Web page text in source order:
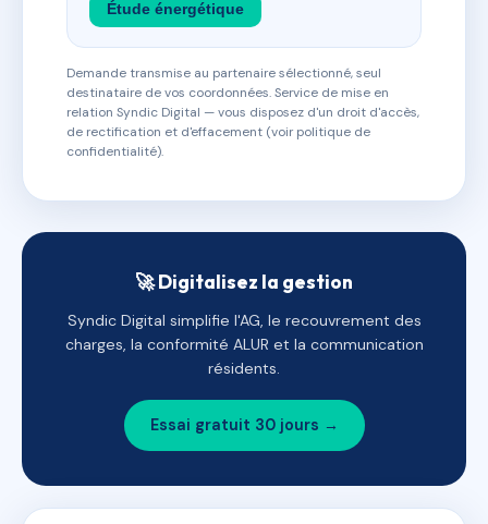
Étude énergétique
Demande transmise au partenaire sélectionné, seul
destinataire de vos coordonnées. Service de mise en
relation Syndic Digital — vous disposez d'un droit d'accès,
de rectification et d'effacement (voir politique de
confidentialité).
🚀 Digitalisez la gestion
Syndic Digital simplifie l'AG, le recouvrement des
charges, la conformité ALUR et la communication
résidents.
Essai gratuit 30 jours →